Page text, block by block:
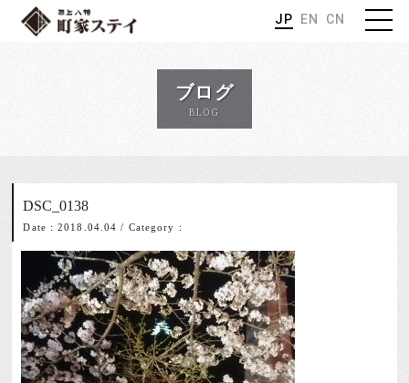
JP EN CN
ブログ
BLOG
DSC_0138
Date : 2018.04.04 / Category :